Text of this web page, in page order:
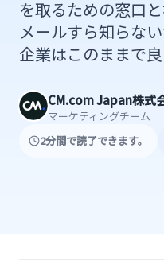
を取るための窓口
メールすら知らな
企業はこのままで
CM.com Japan株式
マーケティングチーム
2分間で読了できます。